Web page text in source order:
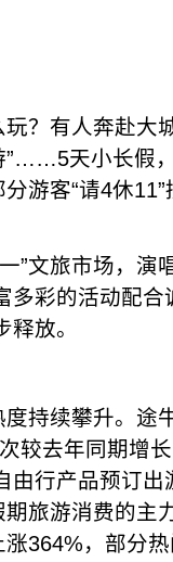
？有人奔赴大
”……5天小长假
游客“请4休
”文旅市场，演
彩的活动配合
放。
持续攀升。途
较去年同期增
由行产品预订出
期旅游消费的主
364%，部分